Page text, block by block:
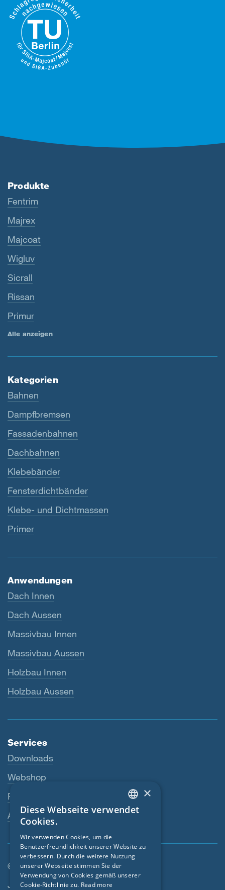
Produkte
Fentrim
Majrex
Majcoat
Wigluv
Sicrall
Rissan
Primur
Alle anzeigen
Kategorien
Bahnen
Dampfbremsen
Fassadenbahnen
Dachbahnen
Klebebänder
Fensterdichtbänder
Klebe- und Dichtmassen
Primer
Anwendungen
Dach Innen
Dach Aussen
Massivbau Innen
Massivbau Aussen
Holzbau Innen
Holzbau Aussen
Services
Downloads
Webshop
Fachhändler
Ansprechperson
© SIGA 2026
Footer-Navigation
Jobs
ENGLISH
FRENCH
CZECH
×
Diese Webseite verwendet
Cookies.
Wir verwenden Cookies, um die
Benutzerfreundlichkeit unserer Website zu
verbessern. Durch die weitere Nutzung
unserer Webseite stimmen Sie der
Verwendung von Cookies gemäß unserer
Cookie-Richtlinie zu. Read more